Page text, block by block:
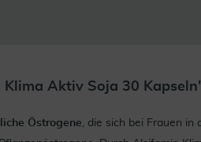
Aktiv Soja 30
Östrogene, die sich bei Frauen